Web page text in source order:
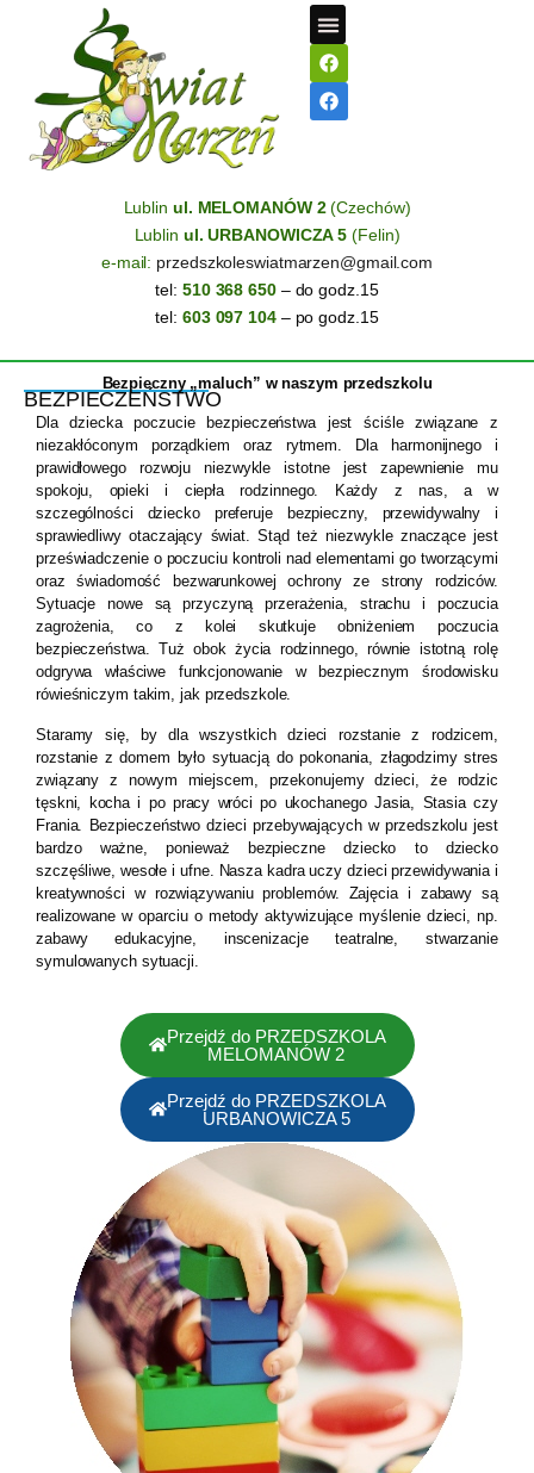
Lublin ul. MELOMANÓW 2(Czechów)
Lublin ul. URBANOWICZA 5 (Felin)
e-mail: przedszkoleswiatmarzen@gmail.com
tel: 510 368 650– do godz.15
tel: 603 097 104– po godz.15
BEZPIECZEŃSTWO
Bezpieczny „maluch” w naszym przedszkolu
Dla dziecka poczucie bezpieczeństwa jest ściśle związane z
niezakłóconym porządkiem oraz rytmem. Dla harmonijnego i
prawidłowego rozwoju niezwykle istotne jest zapewnienie mu
spokoju, opieki i ciepła rodzinnego. Każdy z nas, a w
szczególności dziecko preferuje bezpieczny, przewidywalny i
sprawiedliwy otaczający świat. Stąd też niezwykle znaczące jest
przeświadczenie o poczuciu kontroli nad elementami go tworzącymi
oraz świadomość bezwarunkowej ochrony ze strony rodziców.
Sytuacje nowe są przyczyną przerażenia, strachu i poczucia
zagrożenia, co z kolei skutkuje obniżeniem poczucia
bezpieczeństwa. Tuż obok życia rodzinnego, równie istotną rolę
odgrywa właściwe funkcjonowanie w bezpiecznym środowisku
rówieśniczym takim, jak przedszkole.
Staramy się, by dla wszystkich dzieci rozstanie z rodzicem,
rozstanie z domem było sytuacją do pokonania, złagodzimy stres
związany z nowym miejscem, przekonujemy dzieci, że rodzic
tęskni, kocha i po pracy wróci po ukochanego Jasia, Stasia czy
Frania. Bezpieczeństwo dzieci przebywających w przedszkolu jest
bardzo ważne, ponieważ bezpieczne dziecko to dziecko
szczęśliwe, wesołe i ufne. Nasza kadra uczy dzieci przewidywania i
kreatywności w rozwiązywaniu problemów. Zajęcia i zabawy są
realizowane w oparciu o metody aktywizujące myślenie dzieci, np.
zabawy edukacyjne, inscenizacje teatralne, stwarzanie
symulowanych sytuacji.
Przejdź do PRZEDSZKOLA
MELOMANÓW 2
Przejdź do PRZEDSZKOLA
URBANOWICZA 5